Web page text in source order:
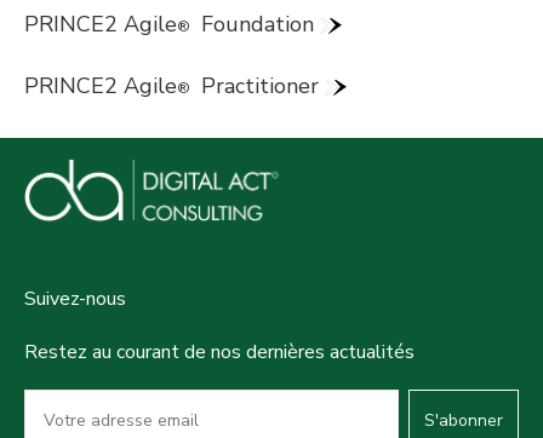
PRINCE2 Agile® Foundation
PRINCE2 Agile® Practitioner
Suivez-nous
Restez au courant de nos dernières actualités
S'abonner